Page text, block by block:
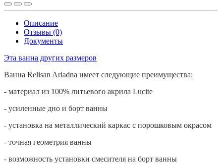
Описание
Отзывы (0)
Документы
Эта ванна других размеров
Ванна Relisan Ariadna имеет следующие преимущества:
- материал из 100% литьевого акрила Lucite
- усиленные дно и борт ванны
- установка на металлический каркас с порошковым окрасом
- точная геометрия ванны
- возможность установки смесителя на борт ванны